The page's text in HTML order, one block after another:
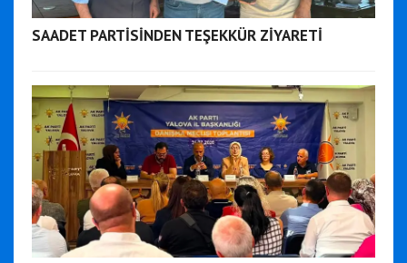
SAADET PARTİSİNDEN TEŞEKKÜR ZİYARETİ